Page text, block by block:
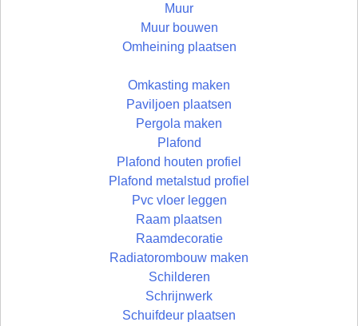
Muur
Muur bouwen
Omheining plaatsen
Omkasting maken
Paviljoen plaatsen
Pergola maken
Plafond
Plafond houten profiel
Plafond metalstud profiel
Pvc vloer leggen
Raam plaatsen
Raamdecoratie
Radiatorombouw maken
Schilderen
Schrijnwerk
Schuifdeur plaatsen